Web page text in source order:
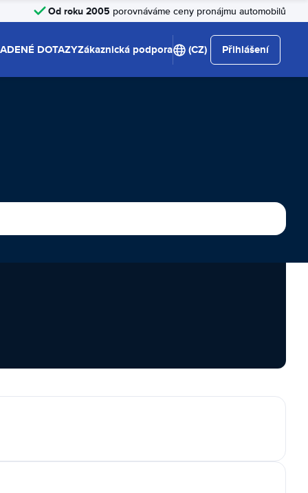
Od roku 2005 porovnáváme ceny pronájmu automobilů
DOTAZYZákaznická podpora (CZ) Přihlášení